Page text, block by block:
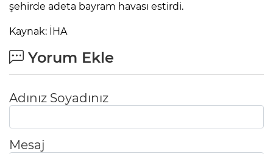
şehirde adeta bayram havası estirdi.
Kaynak: İHA
Yorum Ekle
Adınız Soyadınız
Mesaj